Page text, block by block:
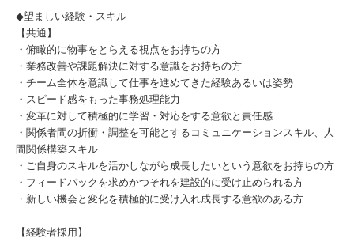
◆望ましい経験・スキル
【共通】
・俯瞰的に物事をとらえる視点をお持ちの方
・業務改善や課題解決に対する意識をお持ちの方
・チーム全体を意識して仕事を進めてきた経験あるいは姿勢
・スピード感をもった事務処理能力
・変革に対して積極的に学習・対応をする意欲と責任感
・関係者間の折衝・調整を可能とするコミュニケーションスキル、人
間関係構築スキル
・ご自身のスキルを活かしながら成長したいという意欲をお持ちの方
・フィードバックを求めかつそれを建設的に受け止められる方
・新しい機会と変化を積極的に受け入れ成長する意欲のある方
【経験者採用】